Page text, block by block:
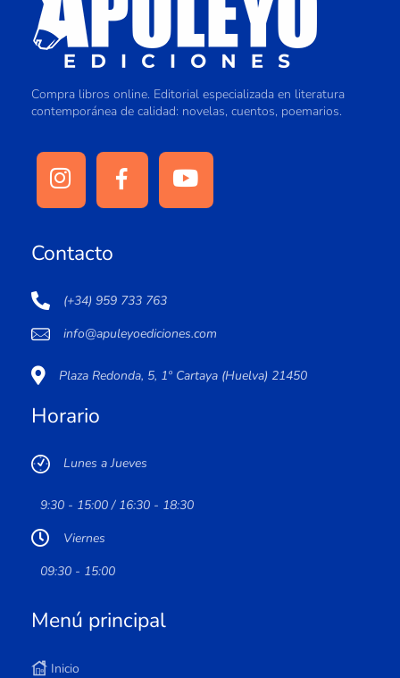
Compra libros online. Editorial especializada en literatura
contemporánea de calidad: novelas, cuentos, poemarios.
Contacto
(+34) 959 733 763
info@apuleyoediciones.com
Plaza Redonda, 5, 1º Cartaya (Huelva) 21450
Horario
Lunes a Jueves
9:30 - 15:00 / 16:30 - 18:30
Viernes
09:30 - 15:00
Menú principal
Inicio